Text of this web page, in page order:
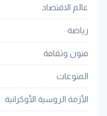
عالم الاقتصاد
رياضة
فنون وثقافة
المنوعات
الأزمة الروسية الأوكرانية